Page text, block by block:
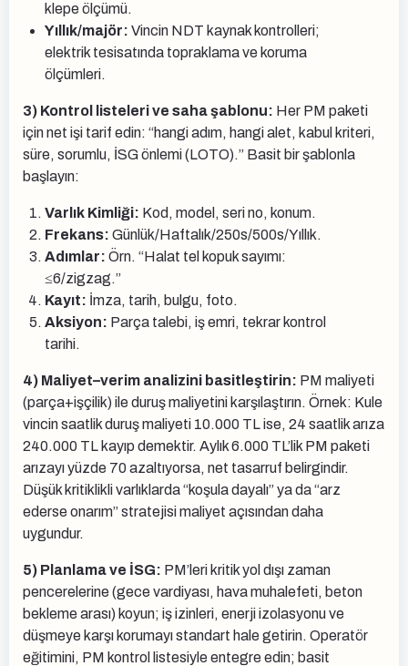
klepe ölçümü.
Yıllık/majör: Vincin NDT kaynak kontrolleri;
elektrik tesisatında topraklama ve koruma
ölçümleri.
3) Kontrol listeleri ve saha şablonu: Her PM paketi
için net işi tarif edin: “hangi adım, hangi alet, kabul kriteri,
süre, sorumlu, İSG önlemi (LOTO).” Basit bir şablonla
başlayın:
Varlık Kimliği: Kod, model, seri no, konum.
Frekans: Günlük/Haftalık/250s/500s/Yıllık.
Adımlar: Örn. “Halat tel kopuk sayımı:
≤6/zigzag.”
Kayıt: İmza, tarih, bulgu, foto.
Aksiyon: Parça talebi, iş emri, tekrar kontrol
tarihi.
4) Maliyet–verim analizini basitleştirin: PM maliyeti
(parça+işçilik) ile duruş maliyetini karşılaştırın. Örnek: Kule
vincin saatlik duruş maliyeti 10.000 TL ise, 24 saatlik arıza
240.000 TL kayıp demektir. Aylık 6.000 TL’lik PM paketi
arızayı yüzde 70 azaltıyorsa, net tasarruf belirgindir.
Düşük kritiklikli varlıklarda “koşula dayalı” ya da “arz
ederse onarım” stratejisi maliyet açısından daha
uygundur.
5) Planlama ve İSG: PM’leri kritik yol dışı zaman
pencerelerine (gece vardiyası, hava muhalefeti, beton
bekleme arası) koyun; iş izinleri, enerji izolasyonu ve
düşmeye karşı korumayı standart hale getirin. Operatör
eğitimini, PM kontrol listesiyle entegre edin; basit